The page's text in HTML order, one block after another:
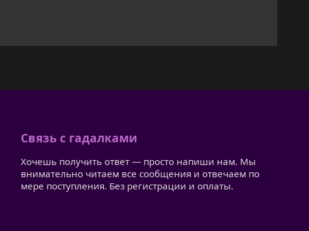
Связь с гадалками
Хочешь получить ответ — просто напиши нам. Мы
внимательно читаем все сообщения и отвечаем по
мере поступления. Без регистрации и оплаты.